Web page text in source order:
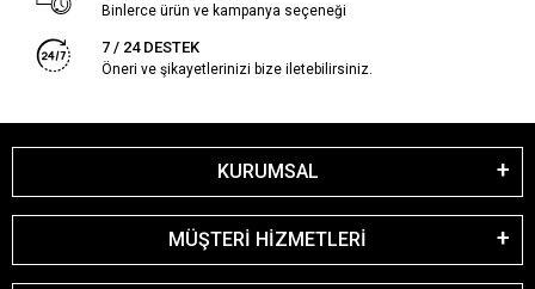
Binlerce ürün ve kampanya seçeneği
7 / 24 DESTEK
Öneri ve şikayetlerinizi bize iletebilirsiniz.
KURUMSAL
MÜŞTERİ HİZMETLERİ